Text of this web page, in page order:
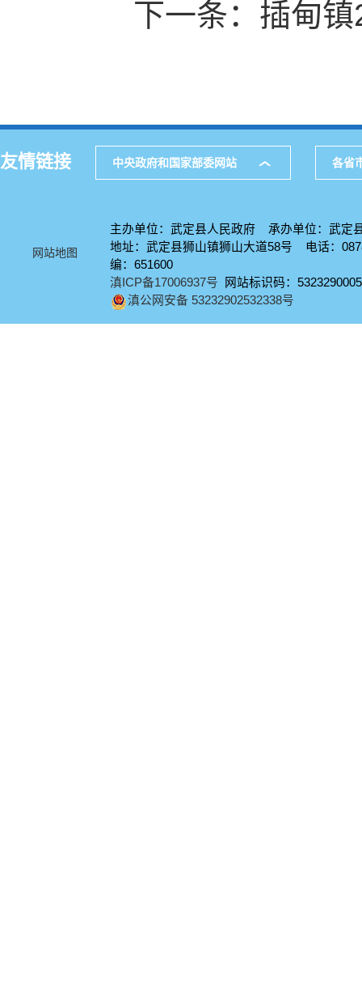
下一条： 插甸
友情链接 中央政府和国家部委网站 各省
网站地图
主办单位：武定县人民政府 承办单位：武定
地址：武定县狮山镇狮山大道58号 电话：
编：651600
滇ICP备17006937号 网站标识码：5323290005
滇公网安备 53232902532338号